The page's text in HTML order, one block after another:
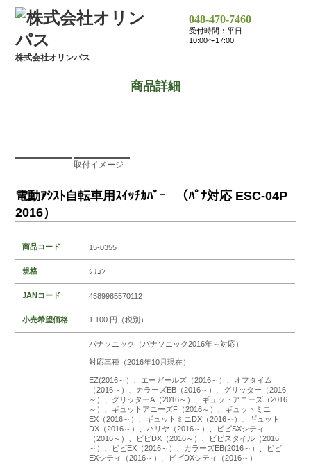
株式会社オリンパス
048-470-7460
受付時間：平日
10:00〜17:00
商品詳細
取付イメージ
電動ｱｼｽﾄ自転車用ｽｲｯﾁｶﾊﾞｰ （ﾊﾟﾅ対応 ESC-04P
2016）
商品コード 15-0355
規格 ｼﾘｺﾝ
JANコード 4589985570112
小売希望価格 1,100 円（税別）
パナソニック（パナソニック2016年～対応）
対応車種（2016年10月現在）
EZ(2016～）、エーガールズ（2016～）、オフタイム
（2016～）、カラーズEB（2016～）、グリッター（2016
～）、グリッターA（2016～）、ギュットアニーズ（2016
～）、ギュットアニーズF（2016～）、ギュットミニ
EX（2016～）、ギュットミニDX（2016～）、ギュット
DX（2016～）、ハリヤ（2016～）、ビビSXシティ
（2016～）、ビビDX（2016～）、ビビスタイル（2016
～）、ビビEX（2016～）、カラーズEB(2016～）、ビビ
EXシティ（2016～）、ビビDXシティ（2016～）